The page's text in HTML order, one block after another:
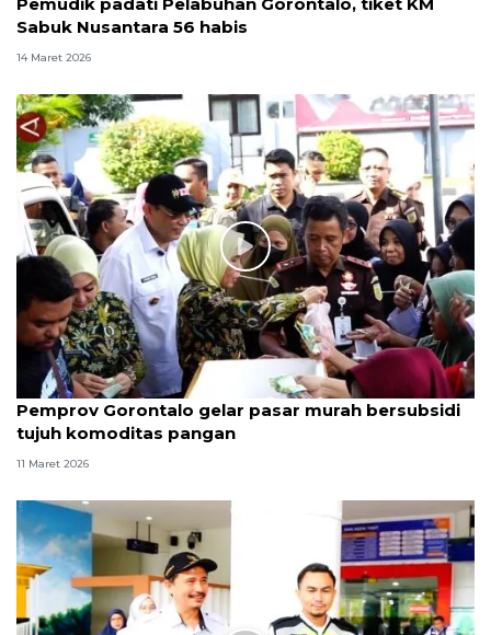
Sabuk Nusantara 56 habis
14 Maret 2026
Pemprov Gorontalo gelar pasar murah bersubsidi
tujuh komoditas pangan
11 Maret 2026